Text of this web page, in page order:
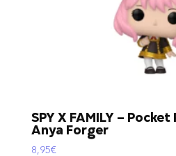
SPY X FAMILY –
Anya Forger
8,95€